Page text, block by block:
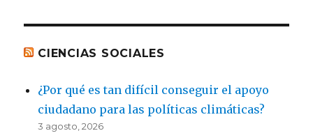
CIENCIAS SOCIALES
¿Por qué es tan difícil conseguir el apoyo
ciudadano para las políticas climáticas?
3 agosto, 2026